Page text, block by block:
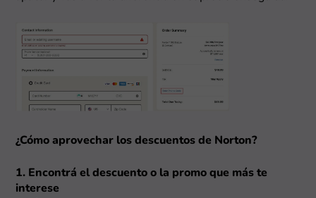
¿Cómo aprovechar los descuentos de Norton?
1. Encontrá el descuento o la promo que más te
interese